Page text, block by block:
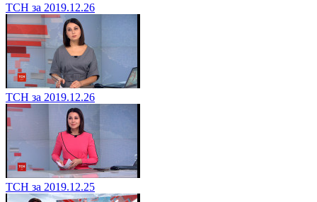
ТСН за 2019.12.26
ТСН за 2019.12.26
ТСН за 2019.12.25